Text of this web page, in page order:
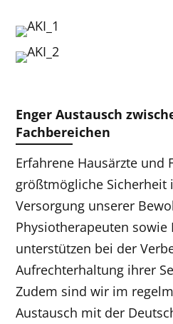
Enger Austausch
Fachbereichen
Erfahrene Hausärzte und
größtmögliche Sicherheit
Versorgung unserer
Physiotherapeuten sowie
unterstützen bei der
Aufrechterhaltung ihrer
Zudem sind wir im
Austausch mit der